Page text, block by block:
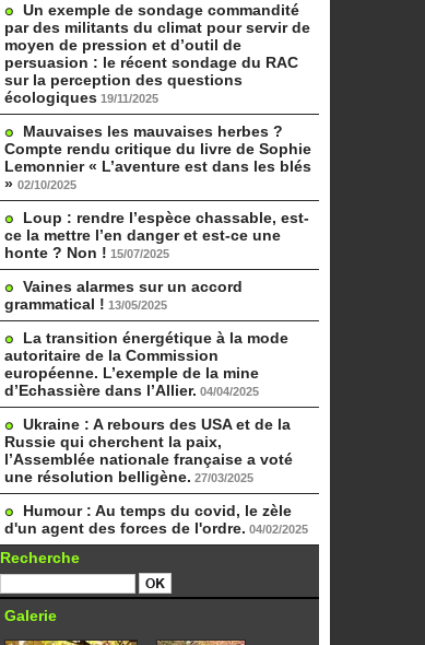
Un exemple de sondage commandité
par des militants du climat pour servir de
moyen de pression et d’outil de
persuasion : le récent sondage du RAC
sur la perception des questions
écologiques 19/11/2025
Mauvaises les mauvaises herbes ?
Compte rendu critique du livre de Sophie
Lemonnier « L’aventure est dans les blés
» 02/10/2025
Loup : rendre l’espèce chassable, est-
ce la mettre l’en danger et est-ce une
honte ? Non ! 15/07/2025
Vaines alarmes sur un accord
grammatical ! 13/05/2025
La transition énergétique à la mode
autoritaire de la Commission
européenne. L’exemple de la mine
d’Echassière dans l’Allier. 04/04/2025
Ukraine : A rebours des USA et de la
Russie qui cherchent la paix,
l’Assemblée nationale française a voté
une résolution belligène. 27/03/2025
Humour : Au temps du covid, le zèle
d'un agent des forces de l'ordre. 04/02/2025
Recherche
Galerie